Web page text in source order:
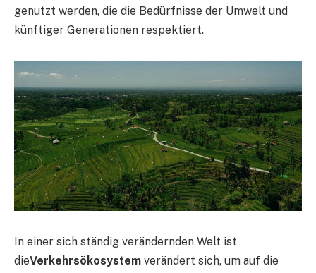
genutzt werden, die die Bedürfnisse der Umwelt und
künftiger Generationen respektiert.
In einer sich ständig verändernden Welt ist
dieVerkehrsökosystem verändert sich, um auf die